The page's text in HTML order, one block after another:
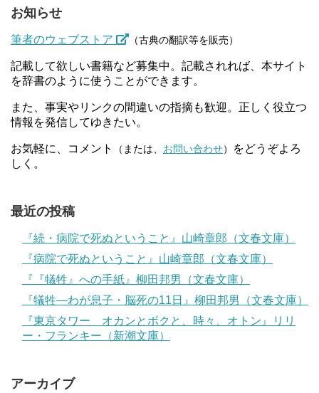
お知らせ
筆者のウェブストア （古典の翻訳等を販売）
記載して欲しい書籍など募集中。記載されれば、本サイト
を辞書のように使うことができます。
また、事実やリンクの間違いの指摘も歓迎。正しく役立つ
情報を発信してゆきたい。
お気軽に、コメント （または、 お問い合わせ）
をどうぞよろ
しく。
最近の投稿
『続・病院で死ぬということ』山崎章郎（文春文庫）
『病院で死ぬということ』山崎章郎（文春文庫）
『『犠牲』への手紙』柳田邦男（文春文庫）
『犠牲―わが息子・脳死の11日』柳田邦男（文春文庫）
『東京タワー オカンとボクと、時々、オトン』リリ
ー・フランキー（新潮文庫）
アーカイブ